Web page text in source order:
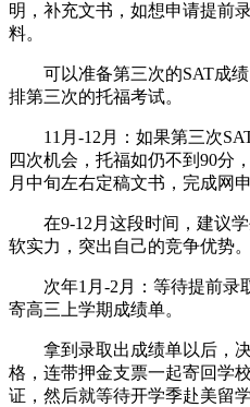
明，补充文书，如想申请提前
料。
可以准备第三次的SAT成绩
排第三次的托福考试。
11月-12月：如果第三次
四次机会，托福如仍不到90分
月中旬左右定稿文书，完成网
在9-12月这段时间，建议学
软实力，突出自己的竞争优势。
次年1月-2月：等待提前录
寄高三上学期成绩单。
拿到录取出成绩单以后，决
格，连带押金支票一起寄回学
证，然后就等待开学季赴美留